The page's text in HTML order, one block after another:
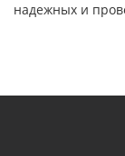
надежных и